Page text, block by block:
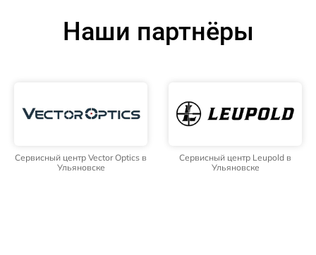
Наши партнёры
Сервисный центр Vector Optics в
Ульяновске
Сервисный центр Leupold в
Ульяновске